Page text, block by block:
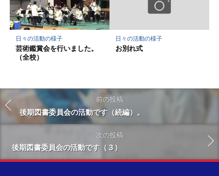
日々の活動の様子
芸術鑑賞会を行いました。
（全校）
日々の活動の様子
お別れ式
前の投稿
後期図書委員会の活動です（続編）。
次の投稿
後期図書委員会の活動です（３）